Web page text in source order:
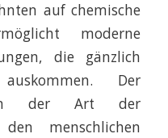
auf chemische
moderne
die gänzlich
Der
in der Art der
menschlichen